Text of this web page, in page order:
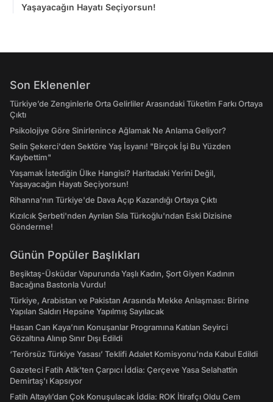
Yaşayacağın Hayatı Seçiyorsun!
Son Eklenenler
Türkiye’de Zenginlerle Orta Gelirliler Arasındaki Tüketim Farkı Ortaya
Çıktı
Psikolojiye Göre Sinirlenince Ağlamak Ne Anlama Geliyor?
Selin Şekerci'den Sektöre Yaş İsyanı! "Birçok İşi Bu Yüzden
Kaybettim"
Yaşamak İstediğin Ülke Hangisi? Haritadaki Yerini Değil,
Yaşayacağın Hayatı Seçiyorsun!
Rihanna'nın Türkiye'de Dava Açıp Kazandığı Ortaya Çıktı
Kızılcık Şerbeti'nden Ayrılan Sıla Türkoğlu'ndan Eski Dizisine
Gönderme!
Günün Popüler Başlıkları
Beşiktaş-Üsküdar Vapurunda Yaşlı Kadın, Şort Giyen Kadının
Bacağına Bastonla Vurdu!
Türkiye, Arabistan ve Pakistan Arasında Mekke Anlaşması: Birine
Yapılan Saldırı Hepsine Yapılmış Sayılacak
Hasan Can Kaya’nın Konuşanlar Programına Katılan Seyirci
Gözaltına Alınıp Sınır Dışı Edildi
‘Terörsüz Türkiye Yasası’ Teklifi Adalet Komisyonu'nda Kabul Edildi
Gazeteci Fatih Atik'ten Çarpıcı İddia: Çerçeve Yasa Selahattin
Demirtaş'ı Kapsıyor
Fatih Altaylı’dan Çok Konuşulacak İddia: ROK İtirafçı Oldu Cem